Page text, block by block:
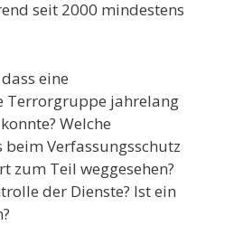
seit 2000 mindestens
eine
Terrorgruppe jahrelang
Welche
beim Verfassungsschutz
zum Teil weggesehen?
der Dienste? Ist ein